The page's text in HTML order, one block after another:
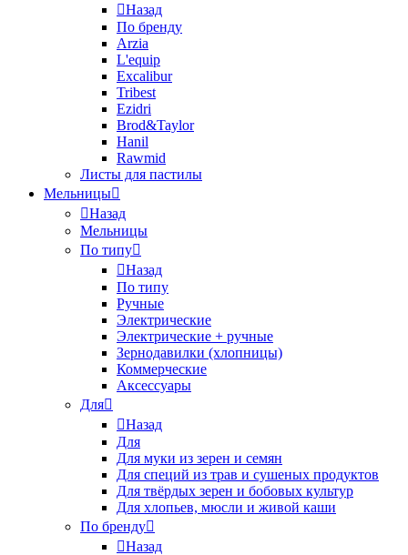
Назад
По бренду
Arzia
L'equip
Excalibur
Tribest
Ezidri
Brod&Taylor
Hanil
Rawmid
Листы для пастилы
Мельницы
Назад
Мельницы
По типу
Назад
По типу
Ручные
Электрические
Электрические + ручные
Зернодавилки (хлопницы)
Коммерческие
Аксессуары
Для
Назад
Для
Для муки из зерен и семян
Для специй из трав и сушеных продуктов
Для твёрдых зерен и бобовых культур
Для хлопьев, мюсли и живой каши
По бренду
Назад